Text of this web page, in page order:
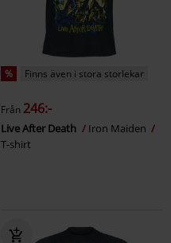
% Finns även i stora storlekar
Från 246:-
Live After Death
Iron Maiden
T-shirt